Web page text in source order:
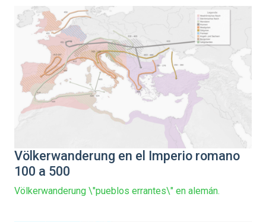
Völkerwanderung en el Imperio romano
100 a 500
Völkerwanderung \"pueblos errantes\" en alemán.